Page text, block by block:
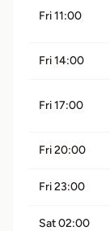
Fri 11:00
Fri 14:00
Fri 17:00
Fri 20:00
Fri 23:00
Sat 02:00